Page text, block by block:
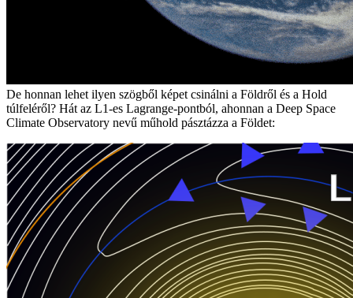
De honnan lehet ilyen szögből képet csinálni a Földről és a Hold
túlfeléről? Hát az L1-es Lagrange-pontból, ahonnan a Deep Space
Climate Observatory nevű műhold pásztázza a Földet: